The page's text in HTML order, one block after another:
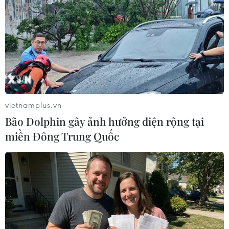
TIN LIÊN QUAN
vietnamplus.vn
Bão Dolphin gây ảnh hưởng diện rộng tại
miền Đông Trung Quốc